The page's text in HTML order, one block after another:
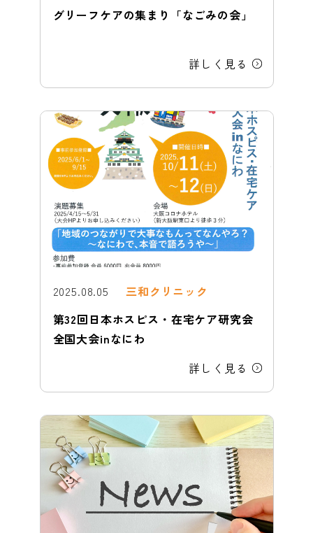
グリーフケアの集まり「なごみの会」
詳しく見る
2025.08.05
三和クリニック
第32回日本ホスピス・在宅ケア研究会
全国大会inなにわ
詳しく見る